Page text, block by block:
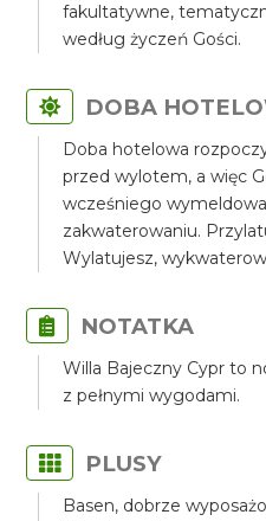
fakultatywne,
według życzeń Gości.
DOBA
Doba hotelowa
przed wylotem, a więc
wcześniego
zakwaterowaniu.
Wylatujesz,
NOTATKA
Willa Bajeczny Cypr to
z pełnymi wygodami.
PLUSY
Basen, dobrze